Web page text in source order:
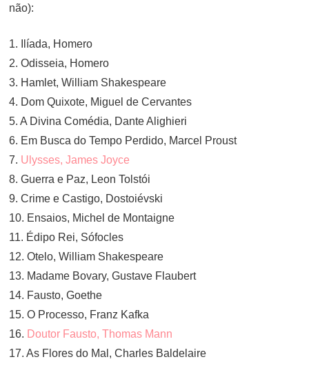
não):
1. Ilíada, Homero
2. Odisseia, Homero
3. Hamlet, William Shakespeare
4. Dom Quixote, Miguel de Cervantes
5. A Divina Comédia, Dante Alighieri
6. Em Busca do Tempo Perdido, Marcel Proust
7. Ulysses, James Joyce
8. Guerra e Paz, Leon Tolstói
9. Crime e Castigo, Dostoiévski
10. Ensaios, Michel de Montaigne
11. Édipo Rei, Sófocles
12. Otelo, William Shakespeare
13. Madame Bovary, Gustave Flaubert
14. Fausto, Goethe
15. O Processo, Franz Kafka
16. Doutor Fausto, Thomas Mann
17. As Flores do Mal, Charles Baldelaire